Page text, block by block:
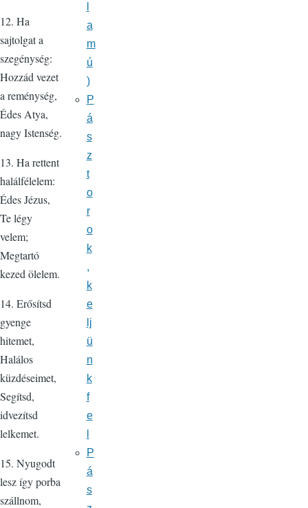
12. Ha
sajtolgat a
szegénység:
Hozzád vezet
a reménység,
Édes Atya,
nagy Istenség.
13. Ha rettent
halálfélelem:
Édes Jézus,
Te légy
velem;
Megtartó
kezed ölelem.
14. Erősítsd
gyenge
hitemet,
Halálos
küzdéseimet,
Segítsd,
idvezítsd
lelkemet.
15. Nyugodt
lesz így porba
szállnom,
a
m
ú
)
P
á
s
z
t
o
r
o
k
,
k
e
lj
ü
n
k
f
e
P
á
s